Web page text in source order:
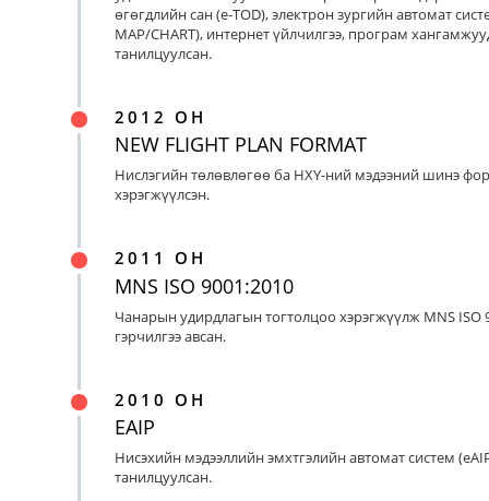
өгөгдлийн сан (e-TOD), электрон зургийн автомат
MAP/CHART), интернет үйлчилгээ, програм
танилцуулсан.
2012 ОН
NEW FLIGHT PLAN FORMAT
Нислэгийн төлөвлөгөө ба НХҮ-ний мэдээний шинэ
хэрэгжүүлсэн.
2011 ОН
MNS ISO 9001:2010
Чанарын удирдлагын тогтолцоо хэрэгжүүлж MNS ISO
гэрчилгээ авсан.
2010 ОН
EAIP
Нисэхийн мэдээллийн эмхтгэлийн автомат систем
танилцуулсан.